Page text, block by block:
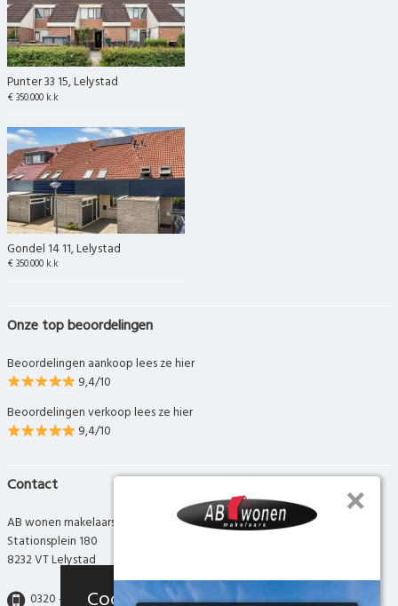
Punter 33 15, Lelystad
€ 350.000 k.k
Gondel 14 11, Lelystad
€ 350.000 k.k
Onze top beoordelingen
Beoordelingen aankoop lees ze hier
9,4/10
Beoordelingen verkoop lees ze hier
9,4/10
Contact
AB wonen makelaars
Stationsplein 180
8232 VT Lelystad
0320 - 280 280